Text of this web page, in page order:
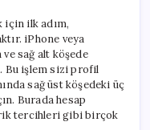
ilk adım,
iPhone veya
ve sağ alt köşede
Bu işlem sizi profil
sağ üst köşedeki üç
Burada hesap
tercihleri gibi birçok